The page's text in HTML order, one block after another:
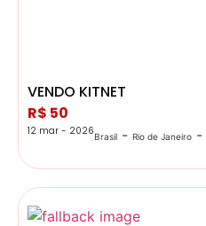
VENDO KITNET
R$ 50
12 mar - 2026Brasil - Rio de Janeiro -